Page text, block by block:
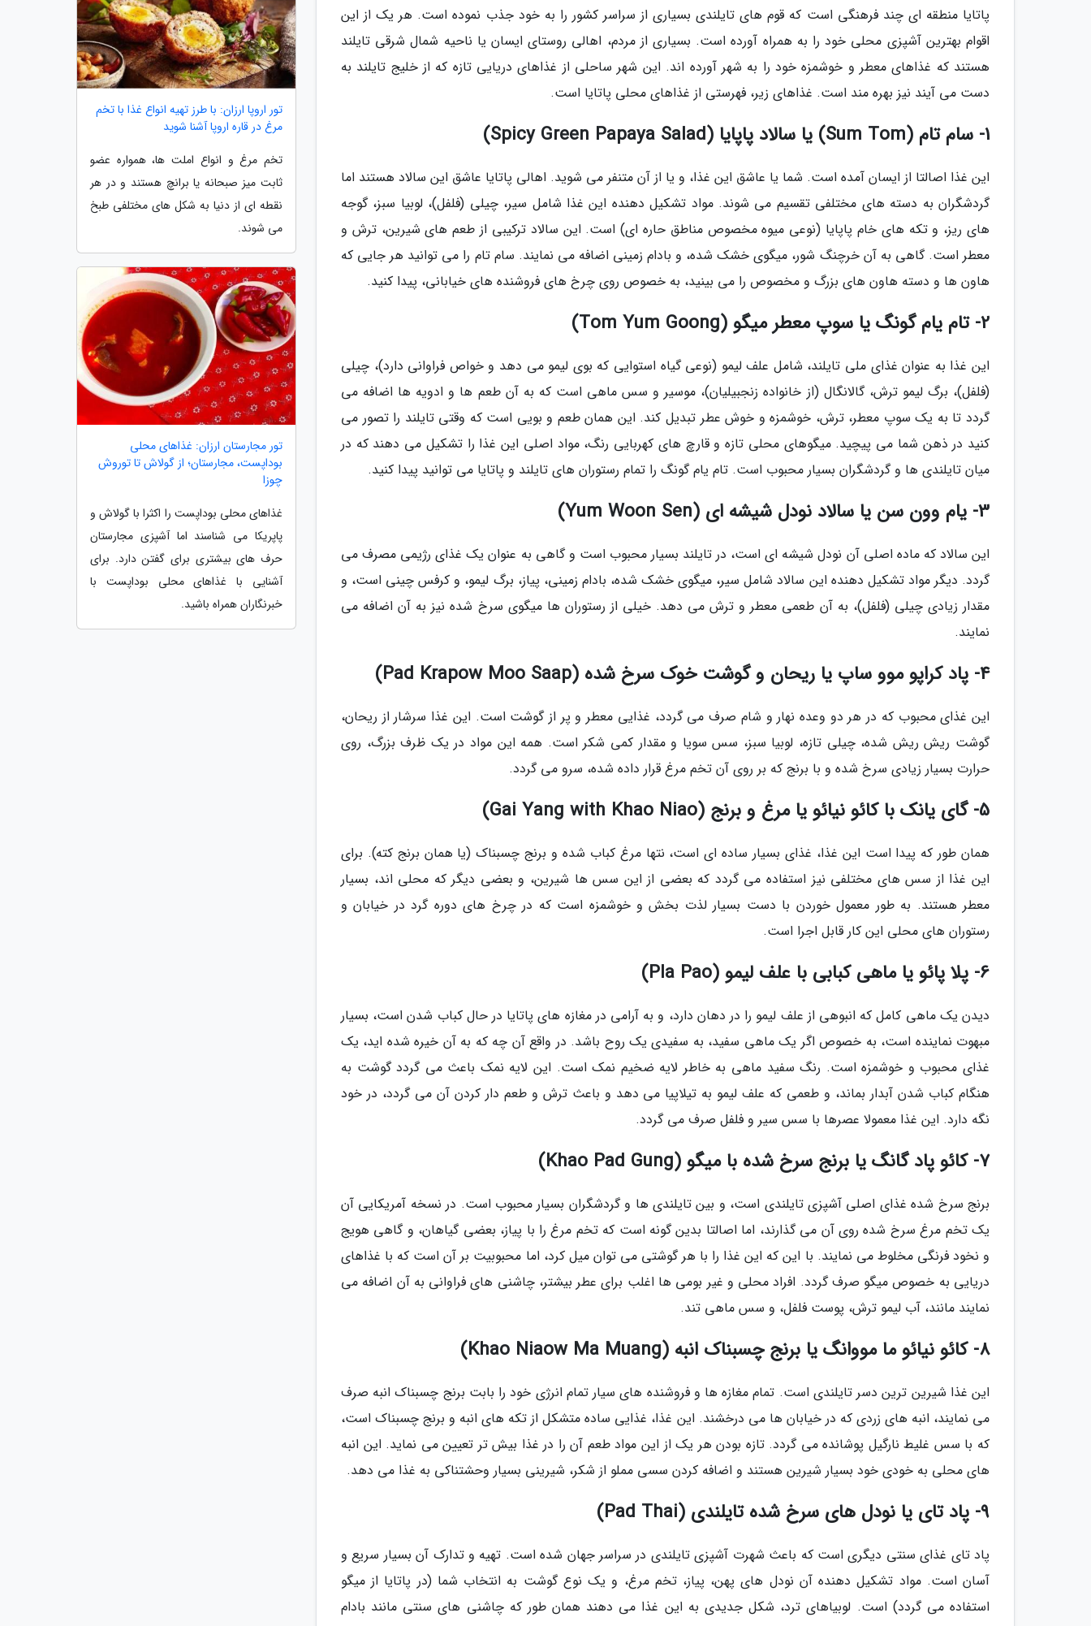
پاتایا منطقه ای چند فرهنگی است که قوم های تایلندی بسیاری از سراسر کشور را به خود جذب نموده است. هر یک از این
اقوام بهترین آشپزی محلی خود را به همراه آورده است. بسیاری از مردم، اهالی روستای ایسان یا ناحیه شمال شرقی تایلند
هستند که غذاهای معطر و خوشمزه خود را به شهر آورده اند. این شهر ساحلی از غذاهای دریایی تازه که از خلیج تایلند به
دست می آیند نیز بهره مند است. غذاهای زیر، فهرستی از غذاهای محلی پاتایا است.
1- سام تام (Sum Tom) یا سالاد پاپایا (Spicy Green Papaya Salad)
این غذا اصالتا از ایسان آمده است. شما یا عاشق این غذا، و یا از آن متنفر می شوید. اهالی پاتایا عاشق این سالاد هستند اما
گردشگران به دسته های مختلفی تقسیم می شوند. مواد تشکیل دهنده این غذا شامل سیر، چیلی (فلفل)، لوبیا سبز، گوجه
های ریز، و تکه های خام پاپایا (نوعی میوه مخصوص مناطق حاره ای) است. این سالاد ترکیبی از طعم های شیرین، ترش و
معطر است. گاهی به آن خرچنگ شور، میگوی خشک شده، و بادام زمینی اضافه می نمایند. سام تام را می توانید هر جایی که
هاون ها و دسته هاون های بزرگ و مخصوص را می بینید، به خصوص روی چرخ های فروشنده های خیابانی، پیدا کنید.
2- تام یام گونگ یا سوپ معطر میگو (Tom Yum Goong)
این غذا به عنوان غذای ملی تایلند، شامل علف لیمو (نوعی گیاه استوایی که بوی لیمو می دهد و خواص فراوانی دارد)، چیلی
(فلفل)، برگ لیمو ترش، گالانگال (از خانواده زنجبیلیان)، موسیر و سس ماهی است که به آن طعم ها و ادویه ها اضافه می
گردد تا به یک سوپ معطر، ترش، خوشمزه و خوش عطر تبدیل کند. این همان طعم و بویی است که وقتی تایلند را تصور می
کنید در ذهن شما می پیچید. میگوهای محلی تازه و قارچ های کهربایی رنگ، مواد اصلی این غذا را تشکیل می دهند که در
میان تایلندی ها و گردشگران بسیار محبوب است. تام یام گونگ را تمام رستوران های تایلند و پاتایا می توانید پیدا کنید.
3- یام وون سن یا سالاد نودل شیشه ای (Yum Woon Sen)
این سالاد که ماده اصلی آن نودل شیشه ای است، در تایلند بسیار محبوب است و گاهی به عنوان یک غذای رژیمی مصرف می
گردد. دیگر مواد تشکیل دهنده این سالاد شامل سیر، میگوی خشک شده، بادام زمینی، پیاز، برگ لیمو، و کرفس چینی است، و
مقدار زیادی چیلی (فلفل)، به آن طعمی معطر و ترش می دهد. خیلی از رستوران ها میگوی سرخ شده نیز به آن اضافه می
نمایند.
4- پاد کراپو موو ساپ یا ریحان و گوشت خوک سرخ شده (Pad Krapow Moo Saap)
این غذای محبوب که در هر دو وعده نهار و شام صرف می گردد، غذایی معطر و پر از گوشت است. این غذا سرشار از ریحان،
گوشت ریش ریش شده، چیلی تازه، لوبیا سبز، سس سویا و مقدار کمی شکر است. همه این مواد در یک ظرف بزرگ، روی
حرارت بسیار زیادی سرخ شده و با برنج که بر روی آن تخم مرغ قرار داده شده، سرو می گردد.
5- گای یانک با کائو نیائو یا مرغ و برنج (Gai Yang with Khao Niao)
همان طور که پیدا است این غذا، غذای بسیار ساده ای است، نتها مرغ کباب شده و برنج چسبناک (یا همان برنج کته). برای
این غذا از سس های مختلفی نیز استفاده می گردد که بعضی از این سس ها شیرین، و بعضی دیگر که محلی اند، بسیار
معطر هستند. به طور معمول خوردن با دست بسیار لذت بخش و خوشمزه است که در چرخ های دوره گرد در خیابان و
رستوران های محلی این کار قابل اجرا است.
6- پلا پائو یا ماهی کبابی با علف لیمو (Pla Pao)
دیدن یک ماهی کامل که انبوهی از علف لیمو را در دهان دارد، و به آرامی در مغازه های پاتایا در حال کباب شدن است، بسیار
مبهوت نماینده است، به خصوص اگر یک ماهی سفید، به سفیدی یک روح باشد. در واقع آن چه که به آن خیره شده اید، یک
غذای محبوب و خوشمزه است. رنگ سفید ماهی به خاطر لایه ضخیم نمک است. این لایه نمک باعث می گردد گوشت به
هنگام کباب شدن آبدار بماند، و طعمی که علف لیمو به تیلاپیا می دهد و باعث ترش و طعم دار کردن آن می گردد، در خود
نگه دارد. این غذا معمولا عصرها با سس سیر و فلفل صرف می گردد.
7- کائو پاد گانگ یا برنج سرخ شده با میگو (Khao Pad Gung)
برنج سرخ شده غذای اصلی آشپزی تایلندی است، و بین تایلندی ها و گردشگران بسیار محبوب است. در نسخه آمریکایی آن
یک تخم مرغ سرخ شده روی آن می گذارند، اما اصالتا بدین گونه است که تخم مرغ را با پیاز، بعضی گیاهان، و گاهی هویج
و نخود فرنگی مخلوط می نمایند. با این که این غذا را با هر گوشتی می توان میل کرد، اما محبوبیت بر آن است که با غذاهای
دریایی به خصوص میگو صرف گردد. افراد محلی و غیر بومی ها اغلب برای عطر بیشتر، چاشنی های فراوانی به آن اضافه می
نمایند مانند، آب لیمو ترش، پوست فلفل، و سس ماهی تند.
8- کائو نیائو ما مووانگ یا برنج چسبناک انبه (Khao Niaow Ma Muang)
این غذا شیرین ترین دسر تایلندی است. تمام مغازه ها و فروشنده های سیار تمام انرژی خود را بابت برنج چسبناک انبه صرف
می نمایند، انبه های زردی که در خیابان ها می درخشند. این غذا، غذایی ساده متشکل از تکه های انبه و برنج چسبناک است،
که با سس غلیط نارگیل پوشانده می گردد. تازه بودن هر یک از این مواد طعم آن را در غذا بیش تر تعیین می نماید. این انبه
های محلی به خودی خود بسیار شیرین هستند و اضافه کردن سسی مملو از شکر، شیرینی بسیار وحشتناکی به غذا می دهد.
9- پاد تای یا نودل های سرخ شده تایلندی (Pad Thai)
پاد تای غذای سنتی دیگری است که باعث شهرت آشپزی تایلندی در سراسر جهان شده است. تهیه و تدارک آن بسیار سریع و
آسان است. مواد تشکیل دهنده آن نودل های پهن، پیاز، تخم مرغ، و یک نوع گوشت به انتخاب شما (در پاتایا از میگو
استفاده می گردد) است. لوبیاهای ترد، شکل جدیدی به این غذا می دهند همان طور که چاشنی های سنتی مانند بادام
تور اروپا ارزان: با طرز تهیه انواع غذا با تخم
مرغ در قاره اروپا آشنا شوید
تخم مرغ و انواع املت ها، همواره عضو
ثابت میز صبحانه یا برانچ هستند و در هر
نقطه ای از دنیا به شکل های مختلفی طبخ
می شوند.
تور مجارستان ارزان: غذاهای محلی
بوداپست، مجارستان؛ از گولاش تا توروش
چوزا
غذاهای محلی بوداپست را اکثرا با گولاش و
پاپریکا می شناسند اما آشپزی مجارستان
حرف های بیشتری برای گفتن دارد. برای
آشنایی با غذاهای محلی بوداپست با
خبرنگاران همراه باشید.